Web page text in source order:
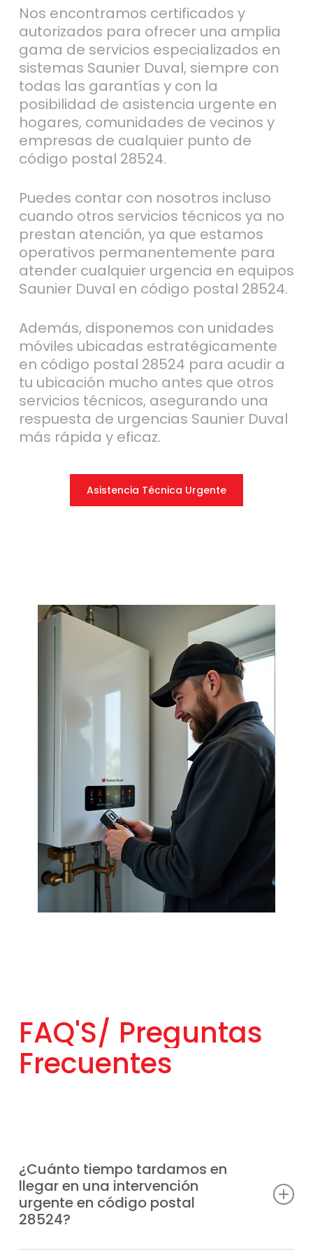
Nos encontramos certificados y
autorizados para ofrecer una amplia
gama de servicios especializados en
sistemas Saunier Duval, siempre con
todas las garantías y con la
posibilidad de asistencia urgente en
hogares, comunidades de vecinos y
empresas de cualquier punto de
código postal 28524.
Puedes contar con nosotros incluso
cuando otros servicios técnicos ya no
prestan atención, ya que estamos
operativos permanentemente para
atender cualquier urgencia en equipos
Saunier Duval en código postal 28524.
Además, disponemos con unidades
móviles ubicadas estratégicamente
en código postal 28524 para acudir a
tu ubicación mucho antes que otros
servicios técnicos, asegurando una
respuesta de urgencias Saunier Duval
más rápida y eficaz.
Asistencia Técnica Urgente
FAQ'S/ Preguntas
Frecuentes
¿Cuánto tiempo tardamos en
llegar en una intervención
urgente en código postal
28524?